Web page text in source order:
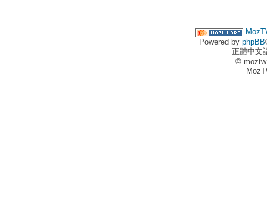
Powered by phpBB
正體中文
©